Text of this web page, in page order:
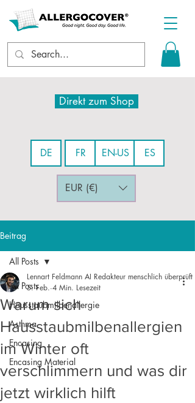
Direkt zum Shop
EUR (€)
DE FR EN-US ES
Beitrag
All Posts
Hausstaubmilbenallergie
Asthma
Encasing
Encasing Material
All Posts
Warum sich
Hausstaubmilbenallergien
im Winter oft
verschlimmern und was dir
jetzt wirklich hilft
Lennart Feldmann AI Redakteur menschlich überprüft
5. Feb. 4 Min. Lesezeit